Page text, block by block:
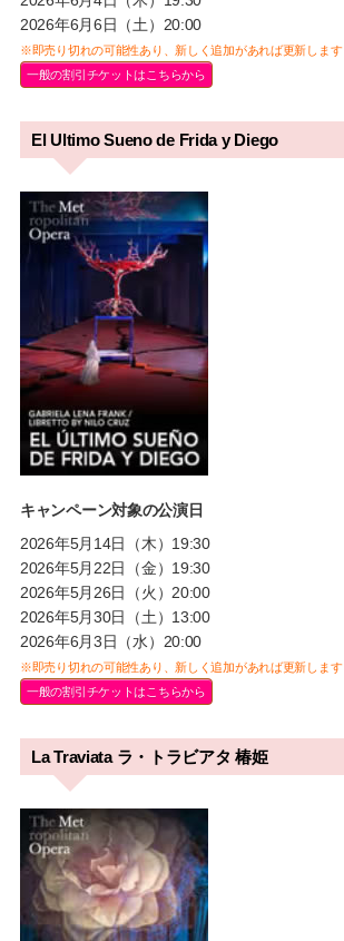
2026年6月6日（土）20:00
※即売り切れの可能性あり、新しく追加があれば更新します
一般の割引チケットはこちらから
El Ultimo Sueno de Frida y Diego
キャンペーン対象の公演日
2026年5月14日（木）19:30
2026年5月22日（金）19:30
2026年5月26日（火）20:00
2026年5月30日（土）13:00
2026年6月3日（水）20:00
※即売り切れの可能性あり、新しく追加があれば更新します
一般の割引チケットはこちらから
La Traviata ラ・トラビアタ 椿姫